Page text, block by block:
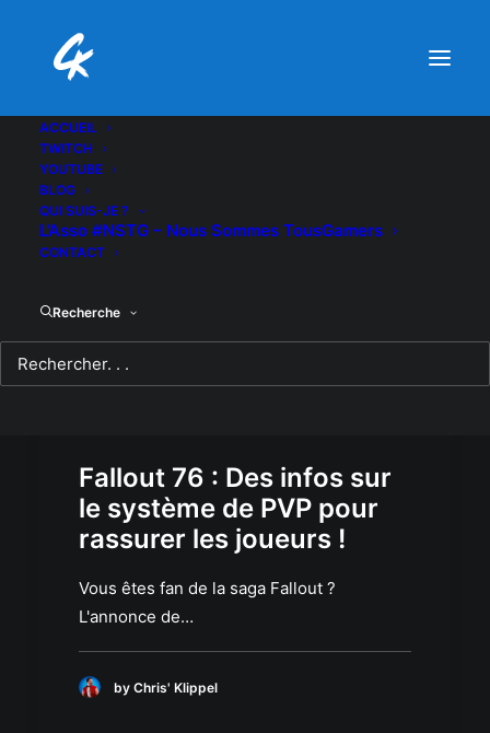
ACCUEIL
TWITCH
YOUTUBE
BLOG
QUI SUIS-JE ?
L’Asso #NSTG – Nous Sommes TousGamers
CONTACT
Recherche
Fallout 76 : Des infos sur
le système de PVP pour
rassurer les joueurs !
Vous êtes fan de la saga Fallout ?
L'annonce de…
by Chris' Klippel